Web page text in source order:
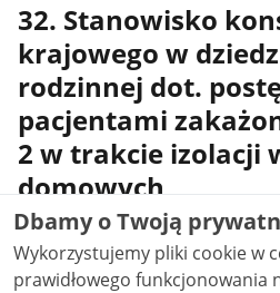
32. Stanowisko
krajowego w
rodzinnej dot.
pacjentami
2 w trakcie izolacji
domowych
Materiały
Dbamy o Twoją
Wykorzystujemy pliki cookie w
prawidłowego funkcjonowania